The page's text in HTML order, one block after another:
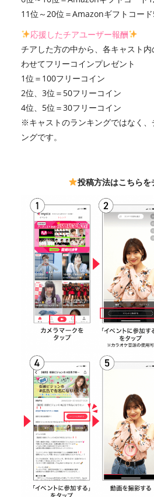
11位～20位＝Amazonギフトコー
応援したチアユーザー報酬
チアした方の中から、各キャスト
わせてフリーコインプレゼント
1位＝100フリーコイン
2位、3位＝50フリーコイン
4位、5位＝30フリーコイン
※キャストのランキングではなく
ングです。
投稿方法はこちらを